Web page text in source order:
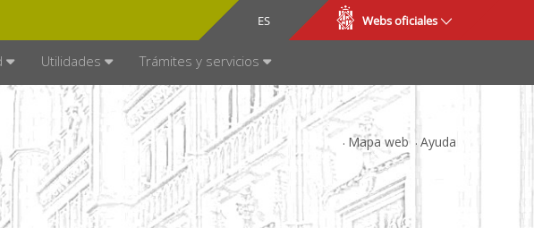
ES
CA Webs oficiales
Utilidades Trámites y servicios
Mapa web Ayuda